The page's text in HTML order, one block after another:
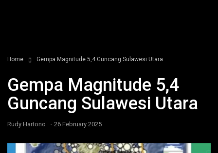
Home Gempa Magnitude 5,4 Guncang Sulawesi Utara
Gempa Magnitude 5,4
Guncang Sulawesi Utara
Rudy Hartono - 26 February 2025